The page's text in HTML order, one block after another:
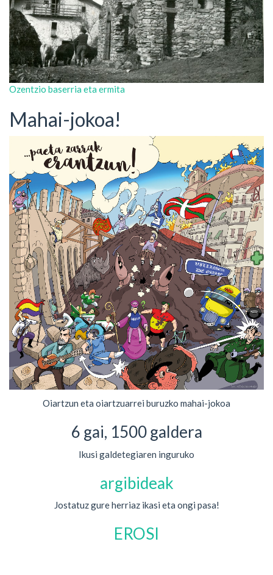
Ozentzio baserria eta ermita
Mahai-jokoa!
Oiartzun eta oiartzuarrei buruzko mahai-jokoa
6 gai, 1500 galdera
Ikusi galdetegiaren inguruko
argibideak
Jostatuz gure herriaz ikasi eta ongi pasa!
EROSI